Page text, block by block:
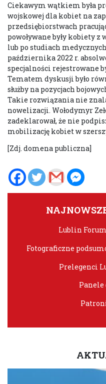
Ciekawym wątkiem była
wojskowej dla kobiet na
przedsiębiorstwach
powoływane były kobiety
lub po studiach
października 2022 r.
specjalności rejestrowane
Tematem dyskusji było
służby na pozycjach
Takie rozwiązania nie
nowelizacji. Wołodymyr
zadeklarował, że nie
mobilizację kobiet w
[Zdj. domena publiczna]
Lublin
Fotograficzne
Prelegenci
Panele